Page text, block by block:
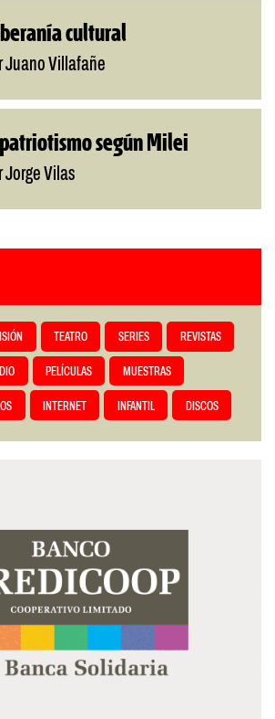
cultural
Juano Villafañe
según Milei
Jorge Vilas
TEATRO SERIES REVISTAS
PELÍCULAS MUESTRAS
INTERNET INFANTIL DISCOS